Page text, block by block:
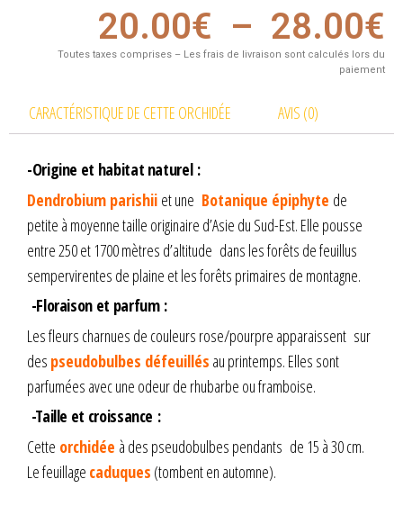
20.00€ – 28.00€
Toutes taxes comprises – Les frais de livraison sont calculés lors du
paiement
CARACTÉRISTIQUE DE CETTE ORCHIDÉE AVIS (0)
-Origine et habitat naturel :
Dendrobium parishii et une Botanique épiphyte de
petite à moyenne taille originaire d’Asie du Sud-Est. Elle pousse
entre 250 et 1700 mètres d’altitude dans les forêts de feuillus
sempervirentes de plaine et les forêts primaires de montagne.
-Floraison et parfum :
Les fleurs charnues de couleurs rose/pourpre apparaissent sur
des pseudobulbes défeuillés au printemps. Elles sont
parfumées avec une odeur de rhubarbe ou framboise.
-Taille et croissance :
Cette orchidée à des pseudobulbes pendants de 15 à 30 cm.
Le feuillage caduques (tombent en automne).